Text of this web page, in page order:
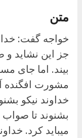
متن
خواجه گفت:
جز این نشاید
بیند. اما جای
مشورت افگنده
خداوند نیکو
بشنوند تا صواب
میباید کرد.